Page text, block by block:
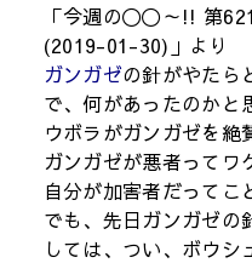
「今週の〇〇～!! 第
(2019-01-30)」より
ガンガゼの針がやたら
で、何があったのかと
ウボラがガンガゼを絶
ガンガゼが悪者ってワ
自分が加害者だってこ
でも、先日ガンガゼの
しては、つい、ボウシ